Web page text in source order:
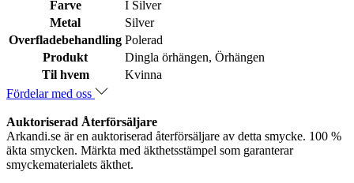
Farve
I Silver
Metal
Silver
Overfladebehandling Polerad
Produkt
Dingla örhängen, Örhängen
Til hvem
Kvinna
Fördelar med oss
Auktoriserad Återförsäljare
Arkandi.se är en auktoriserad återförsäljare av detta smycke. 100 %
äkta smycken. Märkta med äkthetsstämpel som garanterar
smyckematerialets äkthet.